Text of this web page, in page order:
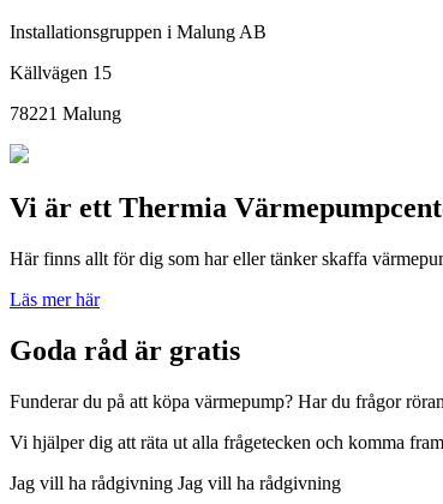
Installationsgruppen i Malung AB
Källvägen 15
78221 Malung
Vi är ett Thermia
Här finns allt för dig som har eller tänker skaffa
Läs mer här
Goda råd är gratis
Funderar du på att köpa värmepump? Har du frågor
Vi hjälper dig att räta ut alla frågetecken och komma
Jag vill ha rådgivning Jag vill ha rådgivning